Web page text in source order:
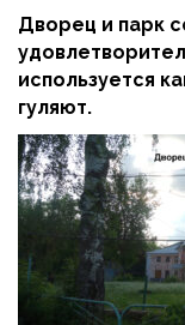
Дворец и парк
используется
гуляют.